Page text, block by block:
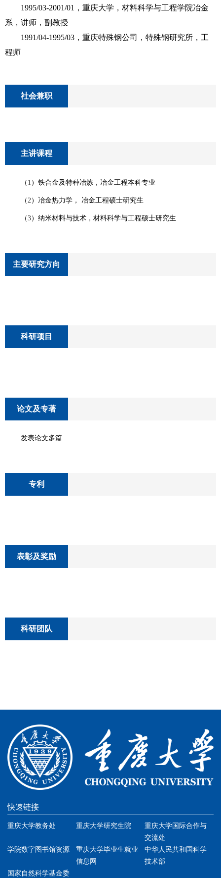
1995/03-2001/01 ，重庆大学，材料科学与工程学院冶金
系，讲师，副教授
1991/04-1995/03 ，重庆特殊钢公司，特殊钢研究所，工
程师
社会兼职
主讲课程
（ 1 ）铁合金及特种冶炼，冶金工程本科专业
（ 2 ）冶金热力学， 冶金工程硕士研究生
（3）纳米材料与技术，材料科学与工程硕士研究生
主要研究方向
科研项目
论文及专著
发表论文多篇
专利
表彰及奖励
科研团队
快速链接
重庆大学教务处 重庆大学研究生院
重庆大学国际合作与
交流处
学院数字图书馆资源
重庆大学毕业生就业
信息网
中华人民共和国科学
技术部
国家自然科学基金委